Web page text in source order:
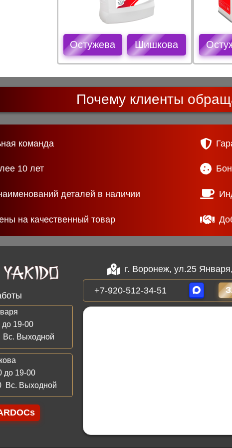
Остужева Шишкова
Почему клиенты
команда
10 лет
деталей в наличии
на качественный товар
до 19-00
Вс. Выходной
до 19-00
Вс. Выходной
г. Воронеж, ул.25
+7-920-512-34-51